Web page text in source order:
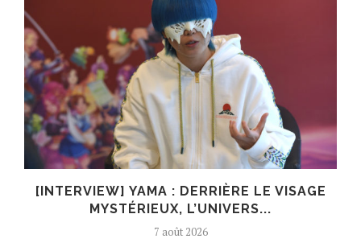
[INTERVIEW] YAMA : DERRIÈRE LE VISAGE
MYSTÉRIEUX, L’UNIVERS...
7 août 2026